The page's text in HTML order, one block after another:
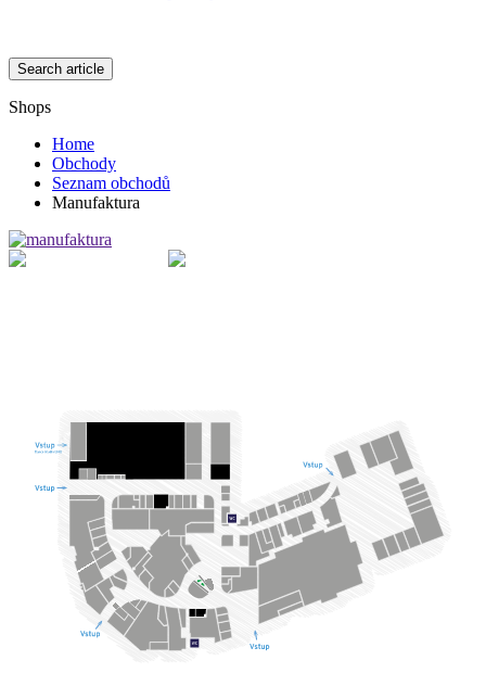
Search article
Shops
Home
Obchody
Seznam obchodů
Manufaktura